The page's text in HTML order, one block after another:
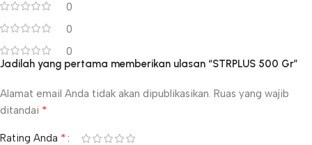
0
0
0
Jadilah yang pertama memberikan ulasan “STRPLUS 500 Gr”
Alamat email Anda tidak akan dipublikasikan. Ruas yang wajib
ditandai *
Rating Anda *